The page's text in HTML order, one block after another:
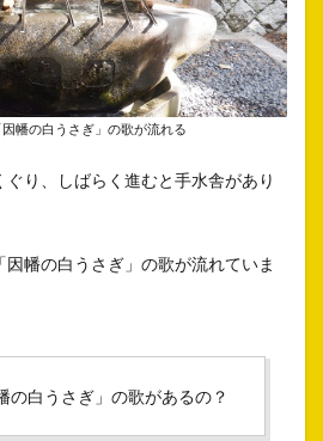
幡の白うさぎ」の歌が流れる
ぐり、しばらく進むと手水舎があり
幡の白うさぎ」の歌が流れていま
の白うさぎ」の歌があるの？